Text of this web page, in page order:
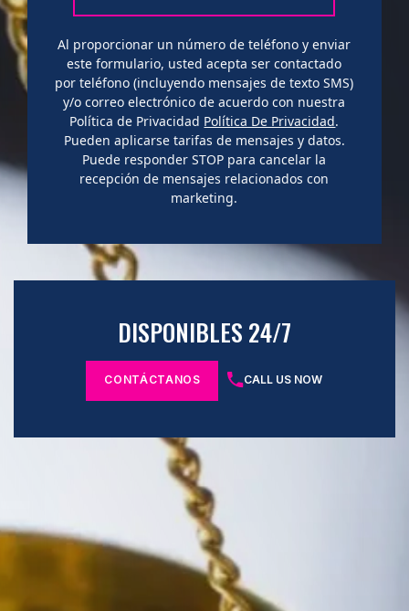
Al proporcionar un número de teléfono y enviar
este formulario, usted acepta ser contactado
por teléfono (incluyendo mensajes de texto SMS)
y/o correo electrónico de acuerdo con nuestra
Política de Privacidad Política De Privacidad.
Pueden aplicarse tarifas de mensajes y datos.
Puede responder STOP para cancelar la
recepción de mensajes relacionados con
marketing.
DISPONIBLES 24/7
CONTÁCTANOS CALL US NOW